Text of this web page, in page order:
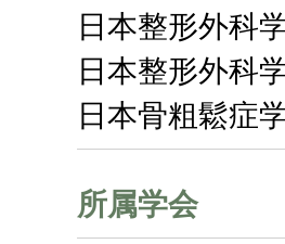
日本整形外科
日本整形外科
日本骨粗鬆症
所属学会